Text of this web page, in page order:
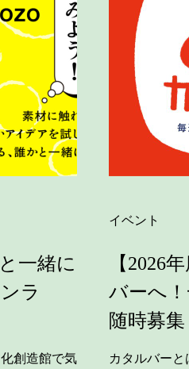
一緒に
ラ
創造館で気
イベント
【2026
バーへ
随時募集
カタルバー